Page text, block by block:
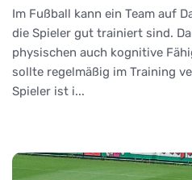
Im Fußball kann ein Team auf
die Spieler gut trainiert sind.
physischen auch kognitive
sollte regelmäßig im Training
Spieler ist i...